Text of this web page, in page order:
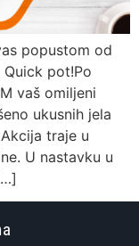
popustom od
pot!Po
vaš omiljeni
ukusnih jela
traje u
U nastavku u